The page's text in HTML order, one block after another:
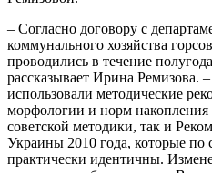
– Согласно договору с
коммунального хозяйства
проводились в течение
рассказывает Ирина Ремизова.
использовали методические
морфологии и норм накопления
советской методики, так и
Украины 2010 года, которые по
практически идентичны.